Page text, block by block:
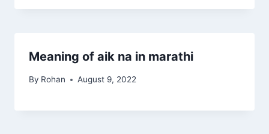
Meaning of aik na in marathi
By Rohan August 9, 2022